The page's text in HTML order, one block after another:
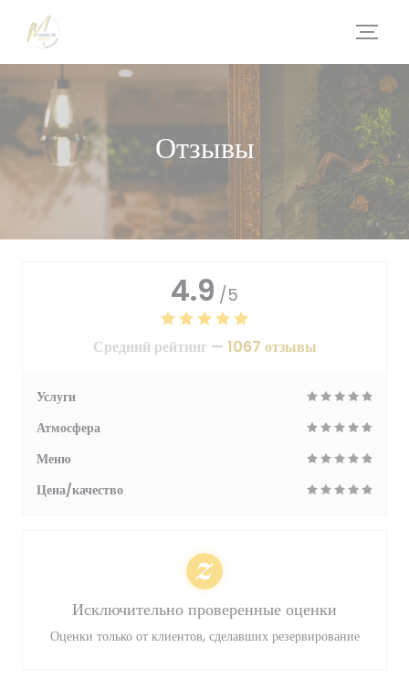
Панель управления cookies
Отзывы
4.9 /5
Средний рейтинг — 1067 отзывы
Услуги
Атмосфера
Меню
Цена/качество
Исключительно проверенные оценки
Оценки только от клиентов, сделавших резервирование